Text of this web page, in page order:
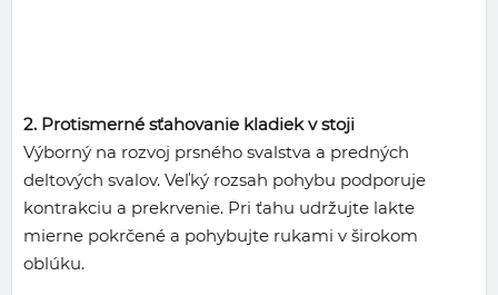
2. Protismerné sťahovanie kladiek v stoji
Výborný na rozvoj prsného svalstva a predných
deltových svalov. Veľký rozsah pohybu podporuje
kontrakciu a prekrvenie. Pri ťahu udržujte lakte
mierne pokrčené a pohybujte rukami v širokom
oblúku.